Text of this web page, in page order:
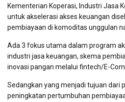
Kementerian Koperasi, Industri Jasa
untuk akselerasi akses keuangan
pembiayaan di komoditas unggulan
Ada 3 fokus utama dalam program
industri jasa keuangan, skema
inovasi pangan melalui fintech/E-
Sedangkan yang menjadi tujuan dari
peningkatan pertumbuhan